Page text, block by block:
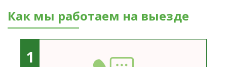
Как мы работаем на выезде
1